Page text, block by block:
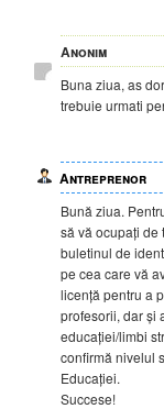
Anonim
Buna ziua, as
trebuie urmati
Antreprenor
Bună ziua.
să vă ocupați de
buletinul de
pe cea care vă
licență pentru a
profesorii, dar și
educației/limbi
confirmă nivelul
Educației.
Succese!